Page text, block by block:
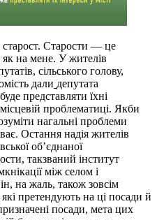
Старости — це
на мене. У жителів
сільського голову,
дали депутата
представляти їхні
проблематиці. Якби
нагальні проблеми
Остання надія жителів
об’єднаної
такзваний інститут
між селом і
на жаль, також зовсім
претендують на ці посади й
посади, мета цих